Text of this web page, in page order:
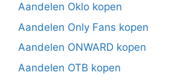
Aandelen Oklo kopen
Aandelen Only Fans kopen
Aandelen ONWARD kopen
Aandelen OTB kopen